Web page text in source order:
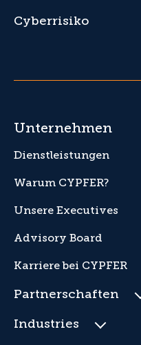
Cyberrisiko
Unternehmen
Dienstleistungen
Warum CYPFER?
Unsere Executives
Advisory Board
Karriere bei CYPFER
Partnerschaften
Industries